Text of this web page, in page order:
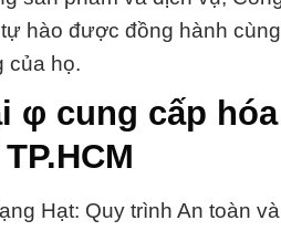
hào được đồng hành
của họ.
cung cấp hóa
Hạt: Quy trình An toàn